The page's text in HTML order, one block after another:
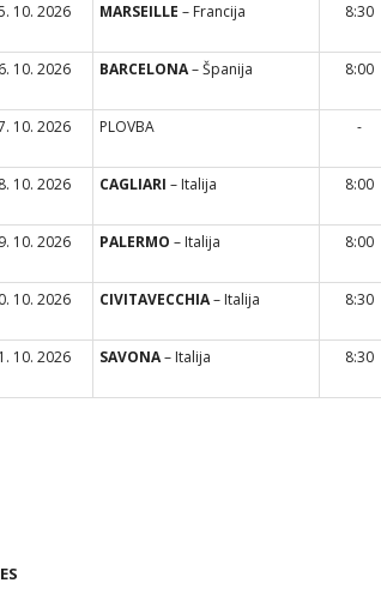
10. 2026 MARSEILLE – Francija 8:30
10. 2026 BARCELONA– Španija 8:00
10. 2026 PLOVBA -
10. 2026 CAGLIARI – Italija 8:00
10. 2026 PALERMO – Italija 8:00
10. 2026 CIVITAVECCHIA– Italija 8:30
10. 2026 SAVONA– Italija 8:30